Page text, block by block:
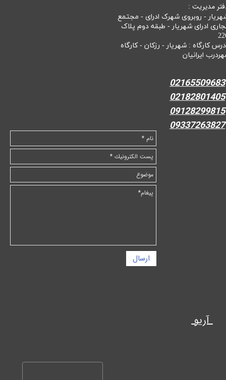
ارسال
مدیریت :
- روبروی شهرک ادرای - مجتمع
ادرای شهریار - طبقه دوم پلاک
کارگاه : شهریار - رزکان - کارگاه
ایرانیان
02165509683
02182801405
09128299815
09337263827
آریو